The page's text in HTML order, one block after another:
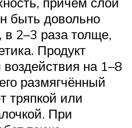
быть довольно
2–3 раза толще,
Продукт
на 1–8
размягчённый
тряпкой или
При